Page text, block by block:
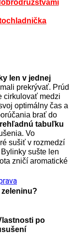
len v jednej
prekrývať. Prúd
cirkulovať medzi
optimálny čas a
brať do
tabuľku
Vo
sušiť v rozmedzí
sušte len
zničí aromatické
po